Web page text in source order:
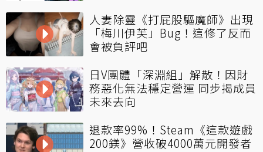
人妻除靈《打屁股驅魔師》出現
「梅川伊芙」Bug！這修了反而
會被負評吧
日V團體「深淵組」解散！因財
務惡化無法穩定營運 同步揭成員
未來去向
退款率99%！Steam《這款遊戲
200鎂》營收破4000萬元開發者